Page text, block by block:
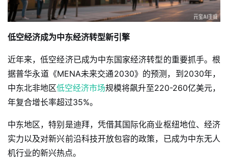
低空经济成为中东经济转型新引擎
近年来，低空经济已成为中东国家经济转型的重要抓手。根
据普华永道《MENA未来交通2030》的预测，到2030年，
中东北非地区低空经济市场规模将飙升至220-260亿美元，
年复合增长率超过35%。
中东地区，特别是迪拜，凭借其国际化商业枢纽地位、经济
实力以及对新兴前沿科技开放包容的政策，已成为中东无人
机行业的新兴热点。